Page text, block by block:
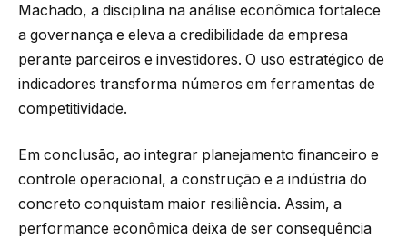
Machado, a disciplina na análise econômica fortalece
a governança e eleva a credibilidade da empresa
perante parceiros e investidores. O uso estratégico de
indicadores transforma números em ferramentas de
competitividade.
Em conclusão, ao integrar planejamento financeiro e
controle operacional, a construção e a indústria do
concreto conquistam maior resiliência. Assim, a
performance econômica deixa de ser consequência